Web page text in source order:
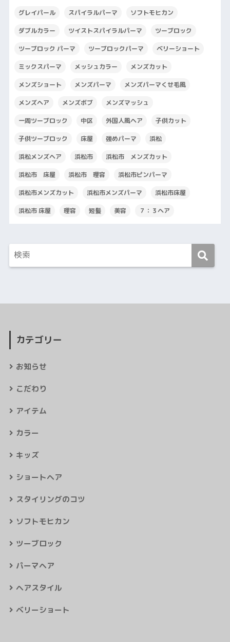
グレイパール スパイラルパーマ ソフトモヒカン
ダブルカラー ツイストスパイラルパーマ ツーブロック
ツーブロック パーマ ツーブロックパーマ ベリーショート
ミックスパーマ メッシュカラー メンズカット
メンズショート メンズパーマ メンズパーマくせ毛風
メンズヘア メンズボブ メンズマッシュ
一周ツーブロック 中区 外国人風ヘア 子供カット
子供ツーブロック 床屋 強めパーマ 浜松
浜松メンズヘア 浜松市 浜松市 メンズカット
浜松市 床屋 浜松市 理容 浜松市ピンパーマ
浜松市メンズカット 浜松市メンズパーマ 浜松市床屋
浜松市 床屋 理容 短髪 美容 ７：３ヘア
カテゴリー
お知らせ
こだわり
アイテム
カラー
キッズ
ショートヘア
スタイリングのコツ
ソフトモヒカン
ツーブロック
パーマヘア
ヘアスタイル
ベリーショート